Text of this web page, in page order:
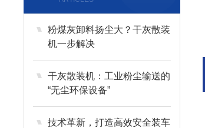
粉煤灰卸料扬尘大？干灰散装
机一步解决
干灰散装机：工业粉尘输送的
“无尘环保设备”
技术革新，打造高效安全装车